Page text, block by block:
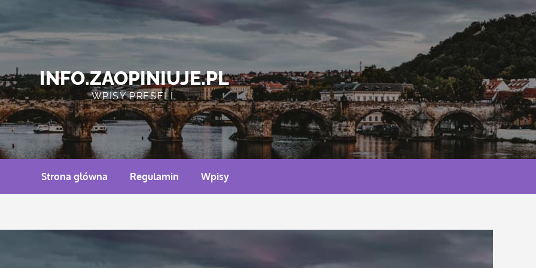
INFO.ZAOPINIUJE.PL
WPISY PRESELL
Strona główna Regulamin Wpisy